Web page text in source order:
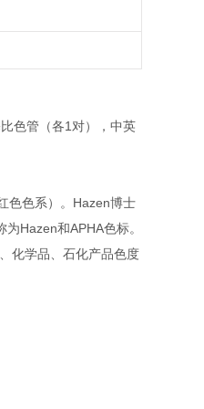
色管（各1对），中英
色色系）。Hazen博士
Hazen和APHA色标。
化学品、石化产品色度